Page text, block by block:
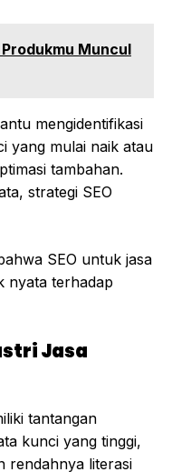
Muncul
mengidentifikasi
yang mulai naik atau
tambahan.
strategi SEO
SEO untuk jasa
nyata terhadap
Jasa
tantangan
kunci yang tinggi,
rendahnya literasi